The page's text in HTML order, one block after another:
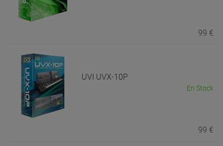
99 €
UVI UVX-10P
En Stock
99 €